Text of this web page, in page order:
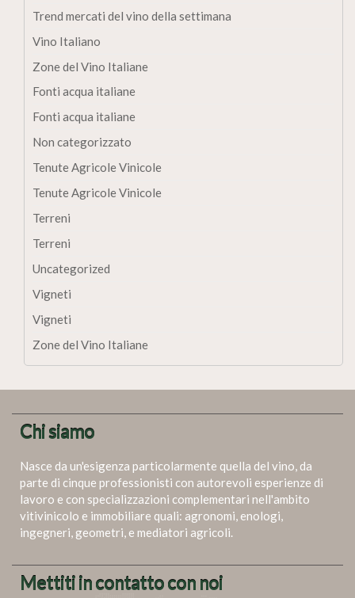
Trend mercati del vino della settimana
Vino Italiano
Zone del Vino Italiane
Fonti acqua italiane
Fonti acqua italiane
Non categorizzato
Tenute Agricole Vinicole
Tenute Agricole Vinicole
Terreni
Terreni
Uncategorized
Vigneti
Vigneti
Zone del Vino Italiane
Chi siamo
Nasce da un'esigenza particolarmente quella del vino, da
parte di cinque professionisti con autorevoli esperienze di
lavoro e con specializzazioni complementari nell'ambito
vitivinicolo e immobiliare quali: agronomi, enologi,
ingegneri, geometri, e mediatori agricoli.
Mettiti in contatto con noi